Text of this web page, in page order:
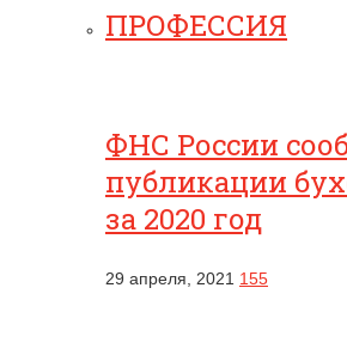
ПРОФЕССИЯ
ФНС России
публикации
за 2020 год
29 апреля, 2021 155